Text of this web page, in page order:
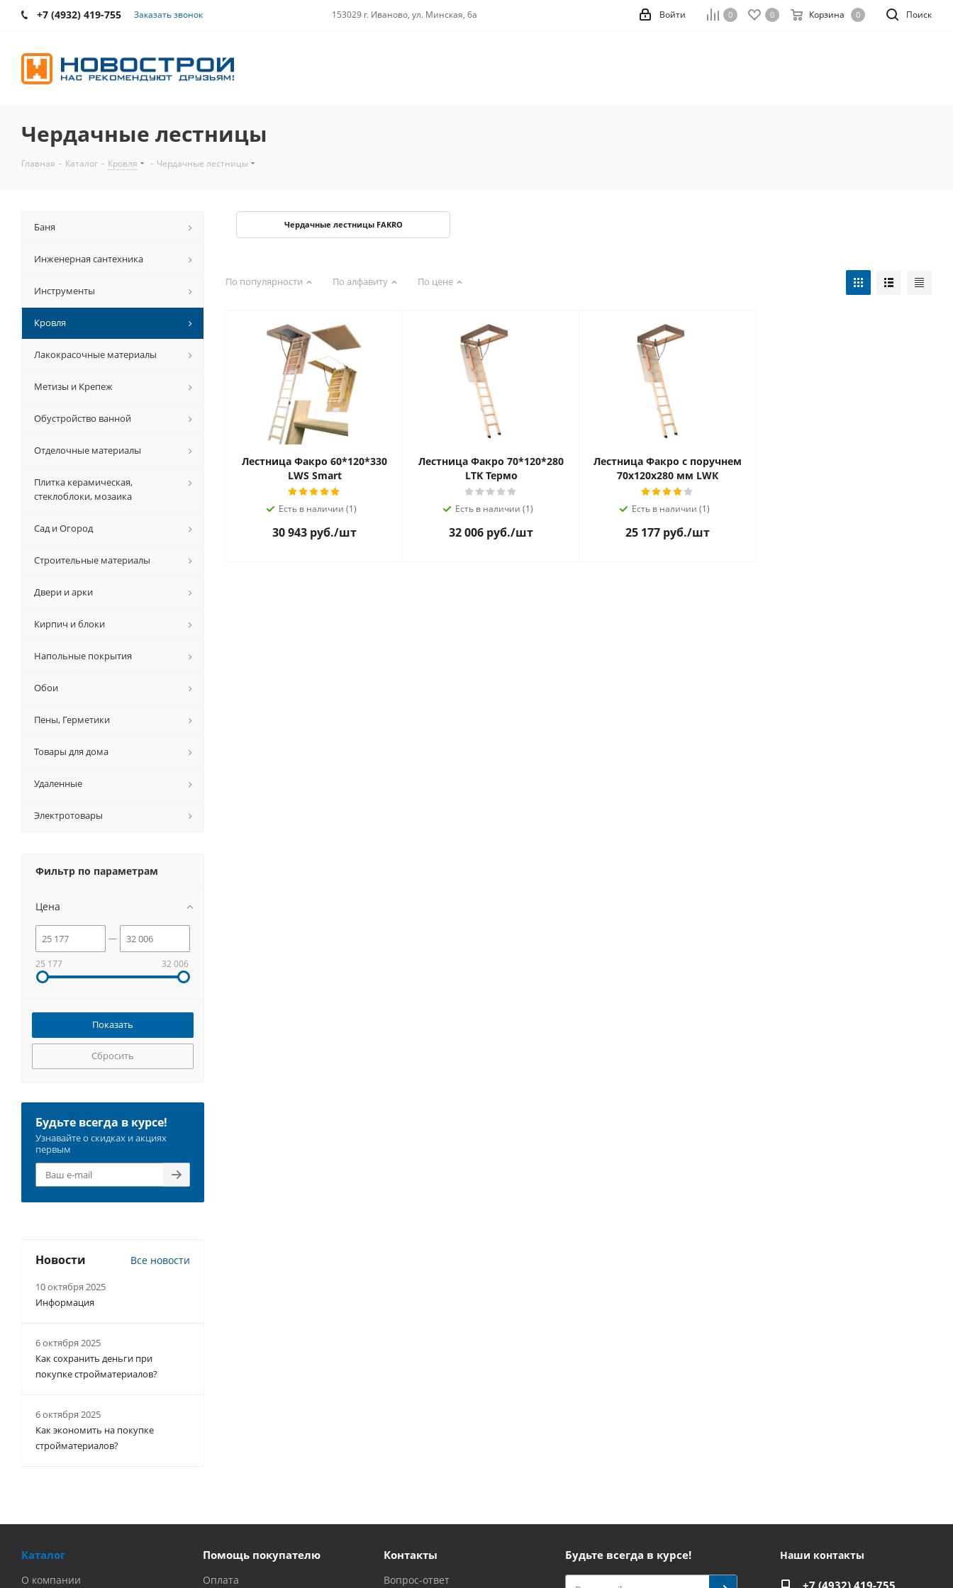
+7 (4932) 419-755 Заказать звонок 153029 г. Иваново, ул. Минская, 6а Поиск
0 0 Корзина 0
Войти
Чердачные лестницы
Главная - Каталог - Кровля - Чердачные лестницы
Чердачные лестницы FAKRO
По популярности По алфавиту По цене
Лестница Факро 60*120*330
LWS Smart
Есть в наличии (1)
30 943 руб./шт
Лестница Факро 70*120*280
LTK Термо
Есть в наличии (1)
32 006 руб./шт
Лестница Факро с поручнем
70х120х280 мм LWК
Есть в наличии (1)
25 177 руб./шт
Баня
Инженерная сантехника
Инструменты
Кровля
Лакокрасочные материалы
Метизы и Крепеж
Обустройство ванной
Отделочные материалы
Плитка керамическая,
стеклоблоки, мозаика
Сад и Огород
Строительные материалы
Двери и арки
Кирпич и блоки
Напольные покрытия
Обои
Пены, Герметики
Товары для дома
Удаленные
Электротовары
Фильтр по параметрам
Цена
25 177 32 006
Сбросить
Будьте всегда в курсе!
Узнавайте о скидках и акциях
первым
Новости Все новости
10 октября 2025
Информация
6 октября 2025
Как сохранить деньги при
покупке стройматериалов?
6 октября 2025
Как экономить на покупке
стройматериалов?
Каталог
О компании
Помощь покупателю
Оплата
Контакты
Вопрос-ответ
Будьте всегда в курсе! Наши контакты